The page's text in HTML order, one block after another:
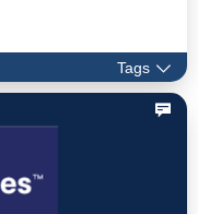
Tags